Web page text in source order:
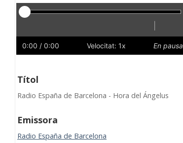
Reproductor
Lent
0:00 / 0:00 Velocitat: 1x En pausa
Títol
Radio España de Barcelona - Hora del Ángelus
Emissora
Radio España de Barcelona